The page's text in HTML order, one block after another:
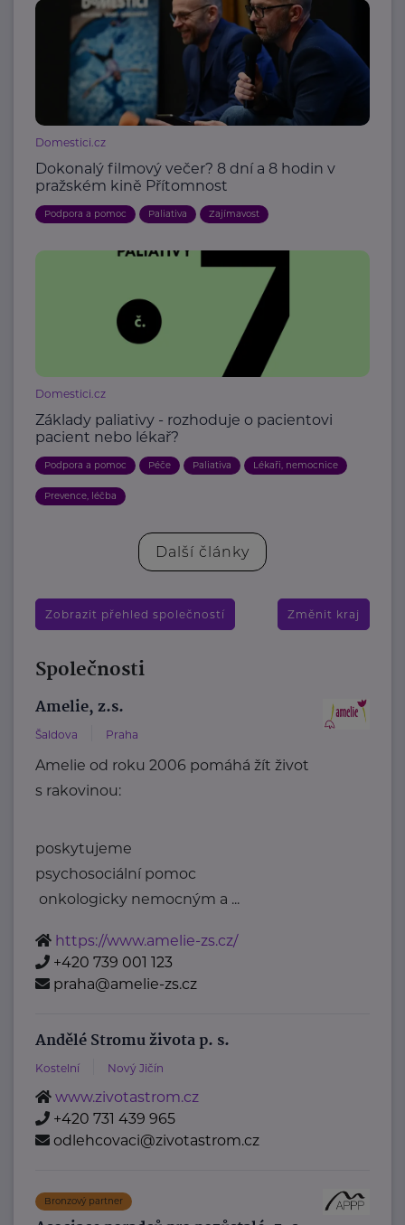
Domestici.cz
Dokonalý filmový večer? 8 dní a 8 hodin v
pražském kině Přítomnost
Podpora a pomoc Paliativa Zajímavost
Domestici.cz
Základy paliativy - rozhoduje o pacientovi
pacient nebo lékař?
Podpora a pomoc Péče Paliativa Lékaři, nemocnice
Prevence, léčba
Další články
Zobrazit přehled společností Změnit kraj
Společnosti
Amelie, z.s.
Šaldova Praha
Amelie od roku 2006 pomáhá žít život
s rakovinou:
poskytujeme
psychosociální pomoc
onkologicky nemocným a ...
https://www.amelie-zs.cz/
+420 739 001 123
praha@amelie-zs.cz
Andělé Stromu života p. s.
Kostelní Nový Jičín
www.zivotastrom.cz
+420 731 439 965
odlehcovaci@zivotastrom.cz
Bronzový partner